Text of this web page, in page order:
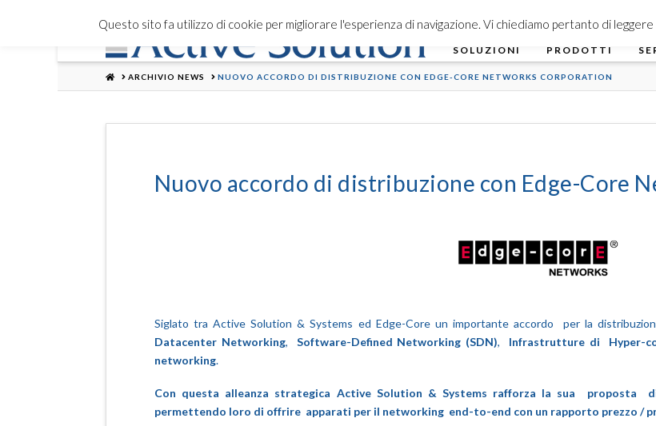
SOLUZIONI PRODOTTI
HOMEARCHIVIO NEWS NUOVO ACCORDO DI DISTRIBUZIONE CON EDGE-CORE NETWORKS CORPORATION
Nuovo accordo di distribuzione con Edge-Core
Siglato tra Active Solution & Systems ed Edge-Core un importante accordo per la
Datacenter Networking, Software-Defined Networking (SDN), Infrastrutture di Hyper-
networking.
Con questa alleanza strategica Active Solution & Systems rafforza la sua proposta
permettendo loro di offrire apparati per il networking end-to-end con un rapporto prezzo /
Questo sito fa utilizzo di cookie per migliorare l'esperienza di navigazione. Vi chiediamo pertanto di leggere